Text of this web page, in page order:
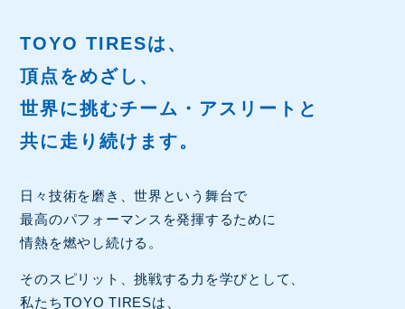
TOYO TIRESは、
頂点をめざし、
世界に挑むチーム・アスリートと
共に走り続けます。
日々技術を磨き、世界という舞台で
最高のパフォーマンスを発揮するために
情熱を燃やし続ける。
そのスピリット、挑戦する力を学びとして、
私たちTOYO TIRESは、